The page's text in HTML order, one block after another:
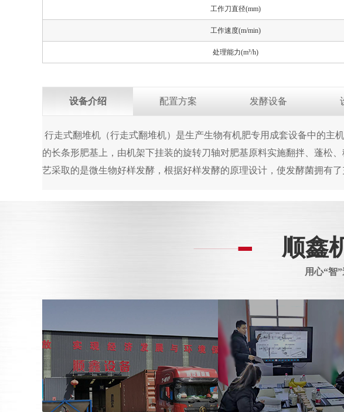
工作刀直径(mm)
工作速度(m/min)
处理能力(m³/h)
设备介绍 配置方案 发酵设备
行走式翻堆机（行走式翻堆机）是生产生物有机肥专用成套设备中的主
的长条形肥基上，由机架下挂装的旋转刀轴对肥基原料实施翻拌、蓬松
艺采取的是微生物好样发酵，根据好样发酵的原理设计，使发酵菌拥有了
顺鑫
用心“智